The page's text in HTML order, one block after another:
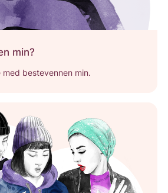
min?
bestevennen min.